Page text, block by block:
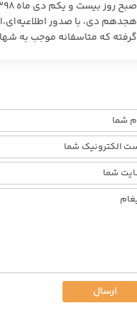
هجدهم دی، با صدور
گرفته که متاسفانه موجب به
ارسال